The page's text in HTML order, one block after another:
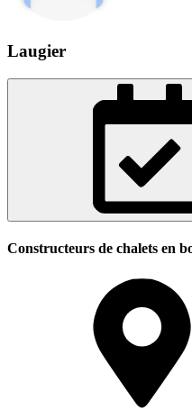
Laugier
Constructeurs de chalets en